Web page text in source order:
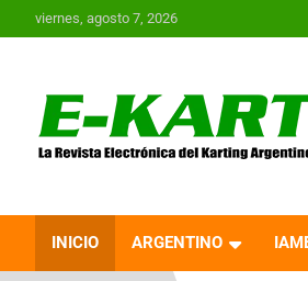
al
viernes, agosto 7, 2026
Revista
INICIO ARGENTINO